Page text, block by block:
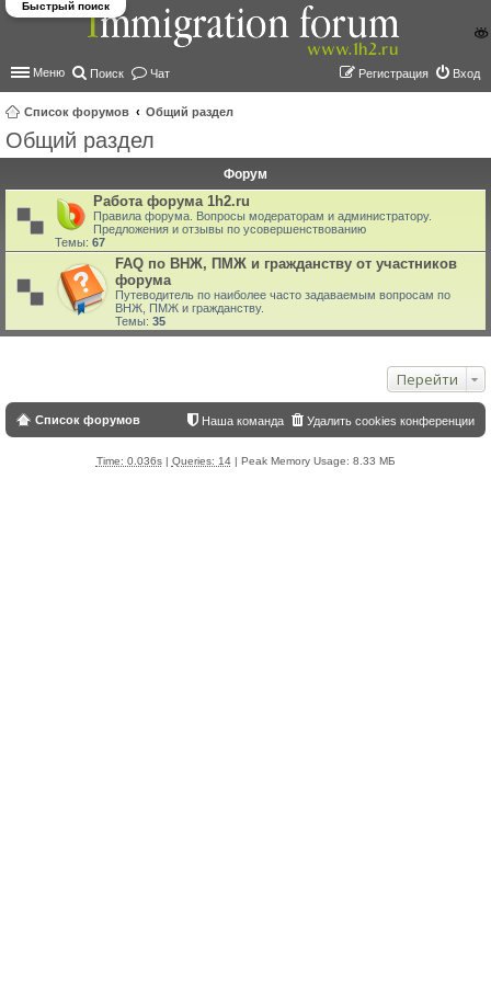
Меню Поиск Чат Вход
Регистрация
Список форумов
Общий раздел
Быстрый поиск
Общий раздел
Форум
Работа форума 1h2.ru
Правила форума. Вопросы модераторам и администратору.
Предложения и отзывы по усовершенствованию
Темы: 67
FAQ по ВНЖ, ПМЖ и гражданству от участников
форума
Путеводитель по наиболее часто задаваемым вопросам по
ВНЖ, ПМЖ и гражданству.
Темы: 35
Перейти
Список форумов Удалить cookies конференции
Наша команда
Time: 0.036s| Queries: 14| Peak Memory Usage: 8.33 МБ